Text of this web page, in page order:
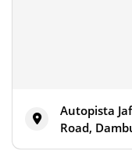
Autopista
Road,